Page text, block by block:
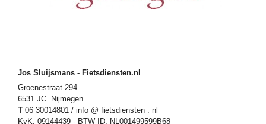
Jos Sluijsmans - Fietsdiensten.nl
Groenestraat 294
6531 JC Nijmegen
T 06 30014801 / info @ fietsdiensten . nl
KvK: 09144439 - BTW-ID: NL001499599B68